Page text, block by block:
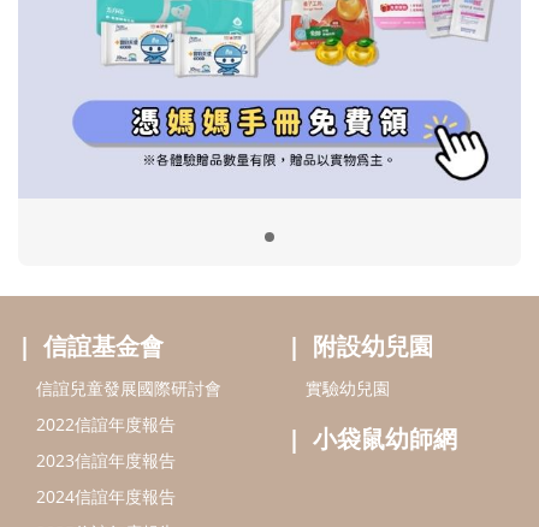
信誼基金會
2022信誼年度報告
2023信誼年度報告
2024信誼年度報告
好孕袋
分齡育兒電子報
線上教養諮詢
附設幼兒園
小袋鼠幼師網
出版服務